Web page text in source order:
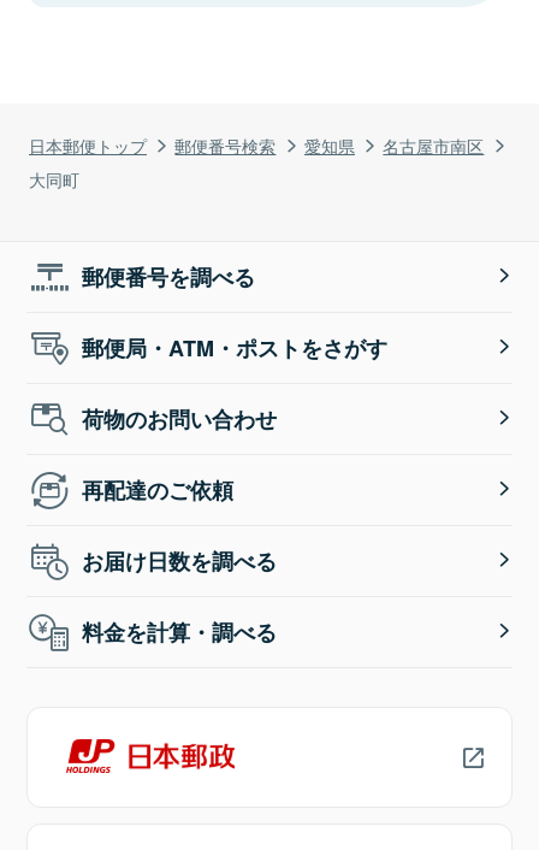
日本郵便トップ 郵便番号検索 愛知県
名古屋市南区
大同町
郵便番号を調べる
郵便局・ATM・ポストをさがす
荷物のお問い合わせ
再配達のご依頼
お届け日数を調べる
料金を計算・調べる